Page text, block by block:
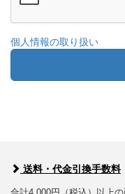
個人情報の取り扱い
送料・代金引換手数料